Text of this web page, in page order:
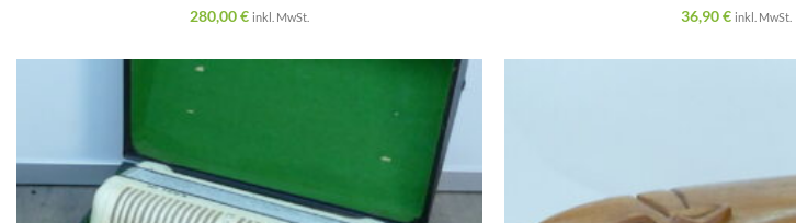
280,00€ inkl. MwSt. 36,90€ inkl. MwSt.